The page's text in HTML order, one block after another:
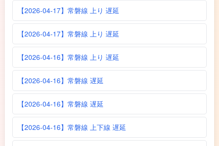
【2026-04-17】常磐線 上り 遅延
【2026-04-17】常磐線 上り 遅延
【2026-04-16】常磐線 上り 遅延
【2026-04-16】常磐線 遅延
【2026-04-16】常磐線 遅延
【2026-04-16】常磐線 上下線 遅延